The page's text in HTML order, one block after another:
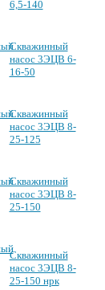
6,5-140
Скважинный
насос 3ЭЦВ 6-
16-50
Скважинный
насос 3ЭЦВ 8-
25-125
Скважинный
насос 3ЭЦВ 8-
25-150
Скважинный
насос 3ЭЦВ 8-
25-150 нрк